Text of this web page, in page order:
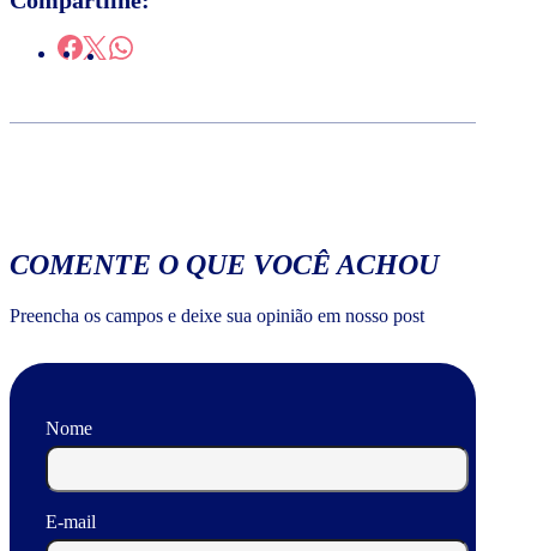
COMENTE O QUE VOCÊ ACHOU
Preencha os campos e deixe sua opinião em nosso post
Nome
E-mail